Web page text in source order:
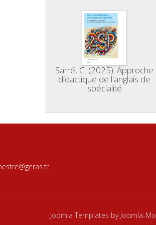
Sarré, C. (2025). Approche
didactique de l'anglais de
spécialité
Joomla Templates by Joomla-